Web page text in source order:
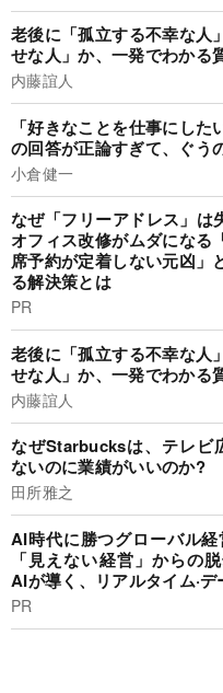
老後に「孤立する不幸な人
せな人」か、一発でわかる
内藤誼人
「好きなことを仕事にし
の回答が正論すぎて、ぐう
小倉健一
なぜ「フリーアドレス」は
オフィス改修がムダになる
席予約が定着しない元凶」
る解決策とは
PR
老後に「孤立する不幸な人
せな人」か、一発でわかる
内藤誼人
なぜStarbucksは、テレビ
ないのに業績がいいのか?
田所雅之
AI時代に勝つグローバル
「見えない経営」からの
AIが導く、リアルタイム·
PR